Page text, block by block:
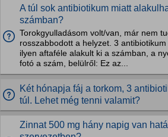
A túl sok antibiotikum miatt
számban?
Torokgyulladásom volt/van, már nem
rosszabbodott a helyzet. 3
ilyen aftaféle alakult ki a számban, a
fotó a szám, belülről: Ez az...
Két hónapja fáj a torkom, 3
túl. Lehet még tenni valamit?
Zinnat 500 mg hány napig van